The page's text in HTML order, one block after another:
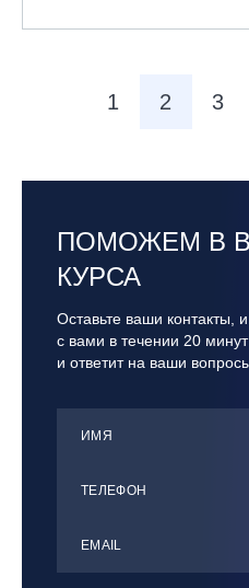
1 2 3
ПОМОЖЕМ В
КУРСА
Оставьте ваши контакты,
с вами в течении 20 минут
и ответит на ваши
ИМЯ
ТЕЛЕФОН
ЕMАIL